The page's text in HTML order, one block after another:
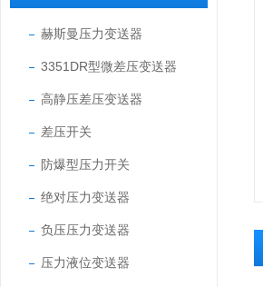
赫斯曼压力变送器
3351DR型微差压变送器
高静压差压变送器
差压开关
防爆型压力开关
绝对压力变送器
负压压力变送器
压力液位变送器